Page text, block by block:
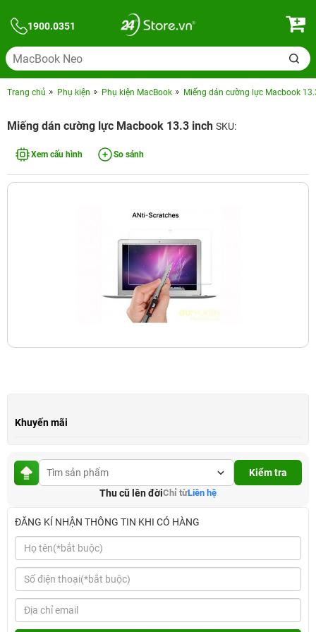
1900.0351
Trang chủ Phụ kiện Phụ kiện MacBook Miếng dán cường lực Macbook
Miếng dán cường lực Macbook 13.3 inch SKU:
Xem cấu hình So sánh
Khuyến mãi
Kiểm tra
Thu cũ lên đờiChỉ từLiên hệ
ĐĂNG KÍ NHẬN THÔNG TIN KHI CÓ HÀNG